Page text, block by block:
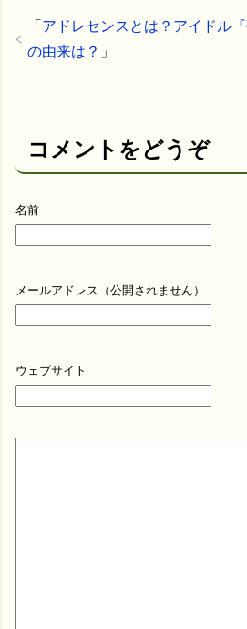
「 アドレセンスとは？アイドル
の由来は？ 」
コメントをどうぞ
名前
メールアドレス（公開されません）
ウェブサイト